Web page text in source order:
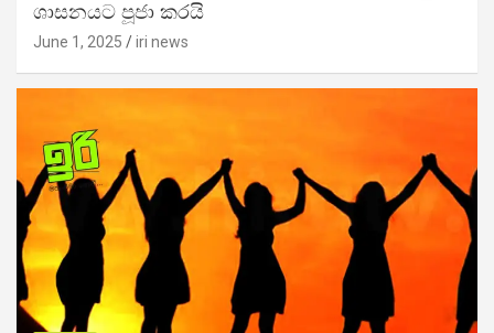
ශාසනයට පූජා කරයි
June 1, 2025 iri news